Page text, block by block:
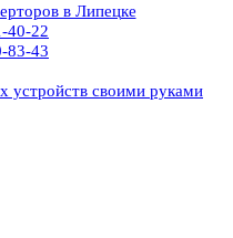
в Липецке
40-22
83-43
устройств своими руками